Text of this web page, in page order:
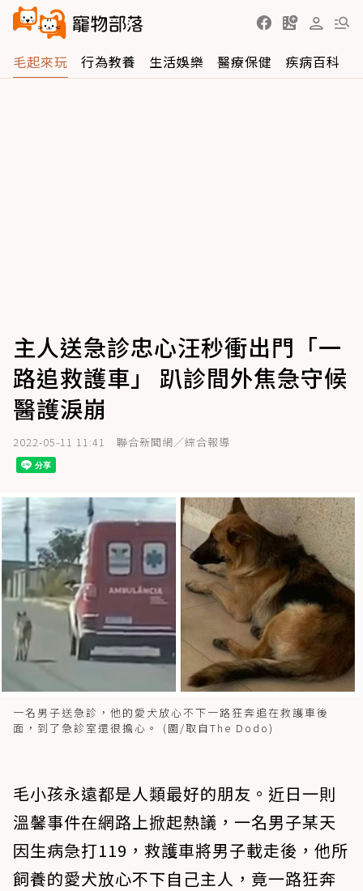
毛起來玩 行為教養 生活娛樂 醫療保健 疾病百科
主人送急診忠心汪秒衝出門「一
路追救護車」 趴診間外焦急守候
醫護淚崩
2022-05-11 11:41 聯合新聞網／綜合報導
一名男子送急診，他的愛犬放心不下一路狂奔追在救護車後
面，到了急診室還很擔心。 (圖/取自The Dodo)
毛小孩永遠都是人類最好的朋友。近日一則
溫馨事件在網路上掀起熱議，一名男子某天
因生病急打119，救護車將男子載走後，他所
飼養的愛犬放心不下自己主人，竟一路狂奔